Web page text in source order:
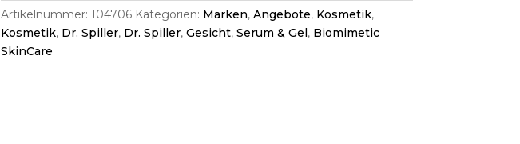
30ml
Menge
Artikelnummer: 104706 Kategorien: Marken, Angebote, Kosmetik,
Kosmetik, Dr. Spiller, Dr. Spiller, Gesicht, Serum & Gel, Biomimetic
SkinCare